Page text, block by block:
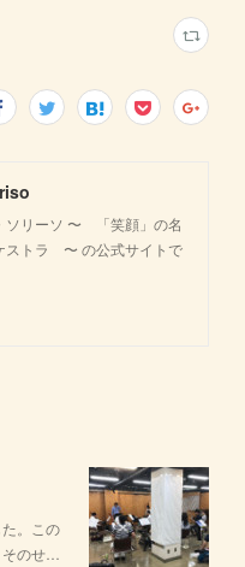
ソリーソ 〜 「笑顔」の名
ストラ 〜 の公式サイトで
。この
のせ…